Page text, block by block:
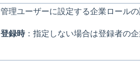
管理ユーザーに設定する企業ロールの
登録時：指定しない場合は登録者の